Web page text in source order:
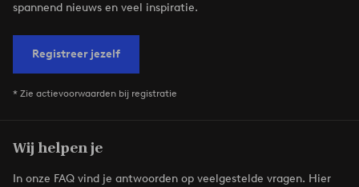
spannend nieuws en veel inspiratie.
Registreer jezelf
* Zie actievoorwaarden bij registratie
Wij helpen je
In onze FAQ vind je antwoorden op veelgestelde vragen. Hier